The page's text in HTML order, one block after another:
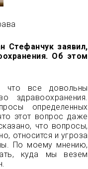
Стефанчук заявил,
Об этом
что все довольны
здравоохранения.
определенных
этот вопрос даже
что вопросы,
относится и угроза
По моему мнению,
куда мы везем